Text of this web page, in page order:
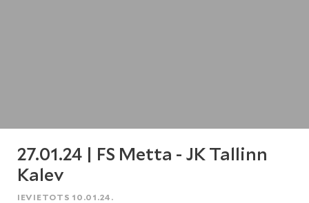
27.01.24 | FS Metta - JK Tallinn
Kalev
IEVIETOTS 10.01.24.